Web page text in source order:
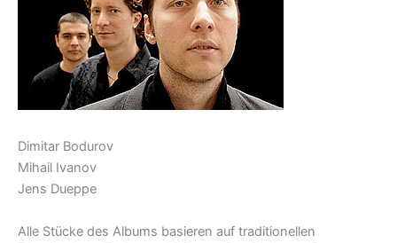
Dimitar Bodurov
Mihail Ivanov
Jens Dueppe
Alle Stücke des Albums basieren auf traditionellen